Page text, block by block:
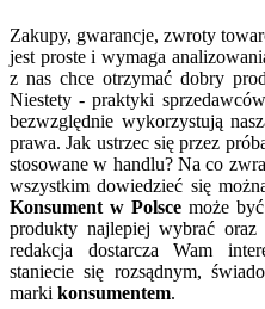
Zakupy, gwarancje, zwroty
jest proste i wymaga
z nas chce otrzymać dobry
Niestety - praktyki
bezwzględnie wykorzystują
prawa. Jak ustrzec się przez
stosowane w handlu? Na co
wszystkim dowiedzieć się
Konsument w Polscemoże być
produkty najlepiej wybrać oraz
redakcja dostarcza Wam
staniecie się rozsądnym,
marki konsumentem.